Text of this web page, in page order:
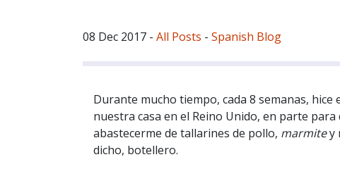
08 Dec 2017 - All Posts - Spanish Blog
Durante mucho tiempo, cada 8 semanas, hice
nuestra casa en el Reino Unido, en parte
abastecerme de tallarines de pollo, marmitey
dicho, botellero.